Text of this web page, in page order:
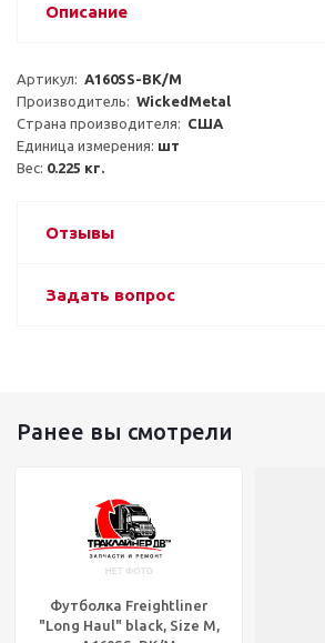
Описание
Артикул: A160SS-BK/M
Производитель: WickedMetal
Страна производителя: США
Единица измерения: шт
Вес: 0.225 кг.
Отзывы
Задать вопрос
Ранее вы смотрели
Футболка Freightliner
"Long Haul" black, Size M,